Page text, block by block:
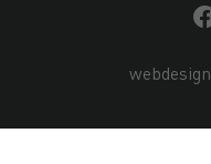
webdesign